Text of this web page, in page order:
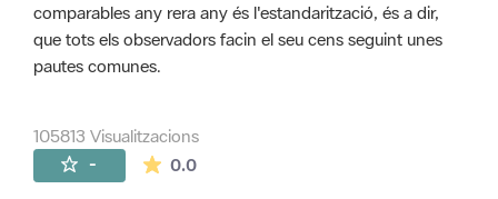
comparables any rera any és l'estandarització, és a dir,
que tots els observadors facin el seu cens seguint unes
pautes comunes.
105813 Visualitzacions
- 0.0La mitjana de les valoracions és de 0